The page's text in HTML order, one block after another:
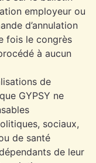
employeur ou
d’annulation
fois le congrès
à aucun
de
GYPSY ne
sociaux,
de santé
de leur